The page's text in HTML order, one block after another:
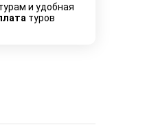
и удобная
туров